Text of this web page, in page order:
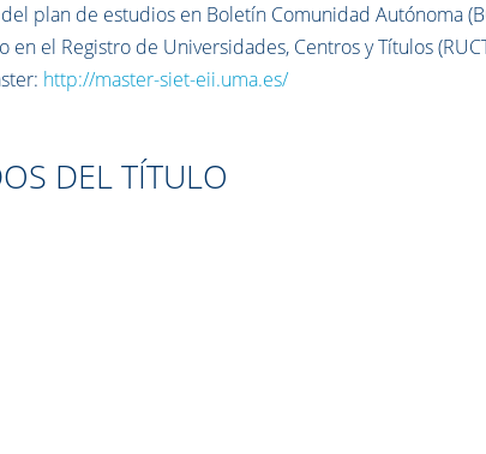
plan de estudios en Boletín Comunidad Autónoma
en el Registro de Universidades, Centros y Títulos
http://master-siet-eii.uma.es/
DEL TÍTULO